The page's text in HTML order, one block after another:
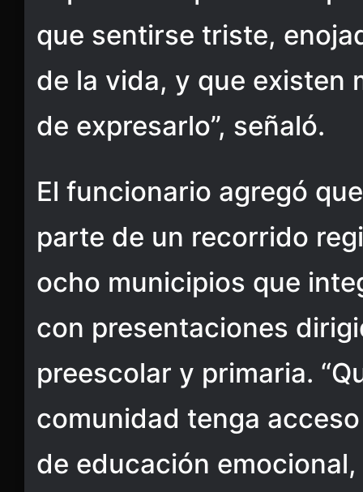
que sentirse triste,
de la vida, y que existen
de expresarlo”, señaló.
El funcionario agregó
parte de un recorrido
ocho municipios que
con presentaciones
preescolar y primaria.
comunidad tenga
de educación